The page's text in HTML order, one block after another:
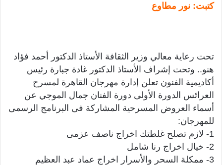
كتبت: نور مطاوع
تحت رعاية معالي وزير الثقافة الأستاذ الدكتور أحمد فؤاد
هنو.. وتحت إشراف الأستاذ الدكتور غادة جبارة رئيس
أكاديمية الفنون تعلن إدارة مهرجان القاهرة لمسرح
العرائس الدورة الأولى دورة الفنان جمال الموجي عن
أسماء العروض المسرحية المشاركة فى البرنامج الرسمى
للمهرجان:
1- لازم تصلح غلطتك اخراج ناصف عزمى
2- خيال اخراج رنا شامل
3- ممكلة السحر والأسرار اخراج عماد عبد العظيم